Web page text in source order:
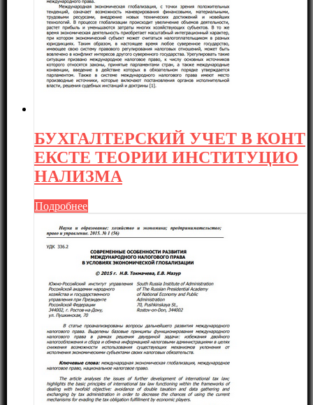
БУХГАЛТЕРСКИЙ УЧЕТ В КОНТ
ЕКСТЕ ТЕОРИИ ИНСТИТУЦИО
НАЛИЗМА
Подробнее